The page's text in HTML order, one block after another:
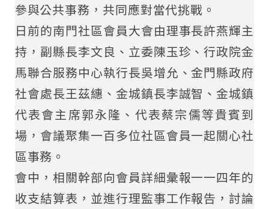
參與公共事務，共同應對當代挑戰。
日前的南門社區會員大會由理事長許燕輝主
持，副縣長李文良、立委陳玉珍、行政院金
馬聯合服務中心執行長吳增允、金門縣政府
社會處長王茲繐、金城鎮長李誠智、金城鎮
代表會主席郭永隆、代表蔡宗儒等貴賓到
場，會議聚集一百多位社區會員一起關心社
區事務。
會中，相關幹部向會員詳細彙報一一四年的
收支結算表，並進行理監事工作報告，討論